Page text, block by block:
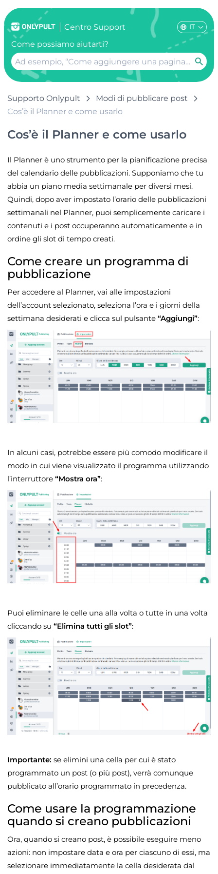
Centro Support IT
Come possiamo aiutarti?
Supporto Onlypult
Modi di pubblicare post
Cos’è il Planner e come usarlo
Cos’è il Planner e come usarlo
Il Planner è uno strumento per la pianificazione precisa
del calendario delle pubblicazioni. Supponiamo che tu
abbia un piano media settimanale per diversi mesi.
Quindi, dopo aver impostato l’orario delle pubblicazioni
settimanali nel Planner, puoi semplicemente caricare i
contenuti e i post occuperanno automaticamente e in
ordine gli slot di tempo creati.
Come creare un programma di
pubblicazione
Per accedere al Planner, vai alle impostazioni
dell’account selezionato, seleziona l’ora e i giorni della
settimana desiderati e clicca sul pulsante “Aggiungi”:
In alcuni casi, potrebbe essere più comodo modificare il
modo in cui viene visualizzato il programma utilizzando
l’interruttore “Mostra ora”:
Puoi eliminare le celle una alla volta o tutte in una volta
cliccando su “Elimina tutti gli slot”:
Importante: se elimini una cella per cui è stato
programmato un post (o più post), verrà comunque
pubblicato all’orario programmato in precedenza.
Come usare la programmazione
quando si creano pubblicazioni
Ora, quando si creano post, è possibile eseguire meno
azioni: non impostare data e ora per ciascuno di essi, ma
selezionare immediatamente la cella desiderata dal